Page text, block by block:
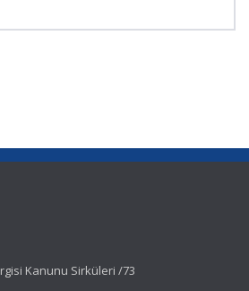
Kanunu Sirküleri /73